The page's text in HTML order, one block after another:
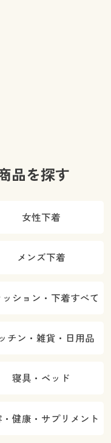
品を探す
女性下着
メンズ下着
ッション・下着すべて
チン・雑貨・日用品
寝具・ベッド
・健康・サプリメント